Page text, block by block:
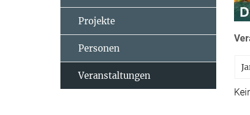
Projekte
Personen
Veranstaltungen